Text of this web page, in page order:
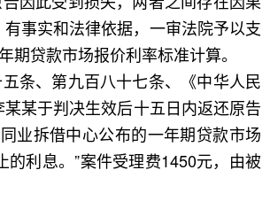
事实和法律依据，一审法院予以支
贷款市场报价利率标准计算。
条、第九百八十七条、《中华人民
某于判决生效后十五日内返还原告
业拆借中心公布的一年期贷款市场
利息。”案件受理费1450元，由被